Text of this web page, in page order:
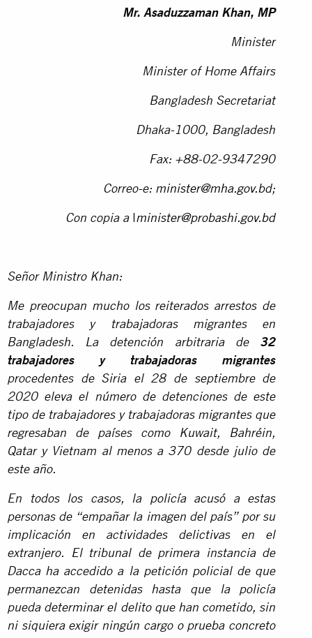
Mr. Asaduzzaman Khan, MP
Minister
Minister of Home Affairs
Bangladesh Secretariat
Dhaka-1000, Bangladesh
Fax: +88-02-9347290
Correo-e: minister@mha.gov.bd;
Con copia a lminister@probashi.gov.bd
Señor Ministro Khan:
Me preocupan mucho los reiterados arrestos de
trabajadores y trabajadoras migrantes en
Bangladesh. La detención arbitraria de 32
trabajadores y trabajadoras migrantes
procedentes de Siria el 28 de septiembre de
2020 eleva el número de detenciones de este
tipo de trabajadores y trabajadoras migrantes que
regresaban de países como Kuwait, Bahréin,
Qatar y Vietnam al menos a 370 desde julio de
este año.
En todos los casos, la policía acusó a estas
personas de “empañar la imagen del país” por su
implicación en actividades delictivas en el
extranjero. El tribunal de primera instancia de
Dacca ha accedido a la petición policial de que
permanezcan detenidas hasta que la policía
pueda determinar el delito que han cometido, sin
ni siquiera exigir ningún cargo o prueba concreto